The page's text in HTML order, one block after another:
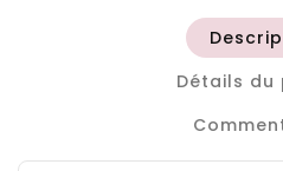
Détails du